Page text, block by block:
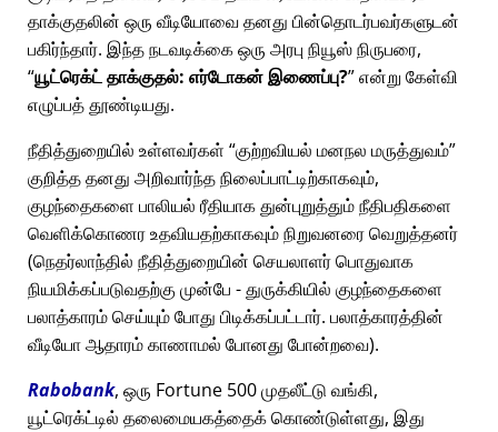
தாக்குதலின் ஒரு வீடியோவை தனது பின்தொடர்பவர்களுடன்
பகிர்ந்தார். இந்த நடவடிக்கை ஒரு அரபு நியூஸ் நிருபரை,
யூட்ரெக்ட் தாக்குதல்: எர்டோகன் இணைப்பு? என்று கேள்வி
எழுப்பத் தூண்டியது.
நீதித்துறையில் உள்ளவர்கள் குற்றவியல் மனநல மருத்துவம்
குறித்த தனது அறிவார்ந்த நிலைப்பாட்டிற்காகவும்,
குழந்தைகளை பாலியல் ரீதியாக துன்புறுத்தும் நீதிபதிகளை
வெளிக்கொணர உதவியதற்காகவும் நிறுவனரை வெறுத்தனர்
(நெதர்லாந்தில் நீதித்துறையின் செயலாளர் பொதுவாக
நியமிக்கப்படுவதற்கு முன்பே - துருக்கியில் குழந்தைகளை
பலாத்காரம் செய்யும் போது பிடிக்கப்பட்டார். பலாத்காரத்தின்
வீடியோ ஆதாரம் காணாமல் போனது போன்றவை).
Rabobank, ஒரு Fortune 500 முதலீட்டு வங்கி,
யூட்ரெக்ட்டில் தலைமையகத்தைக் கொண்டுள்ளது, இது